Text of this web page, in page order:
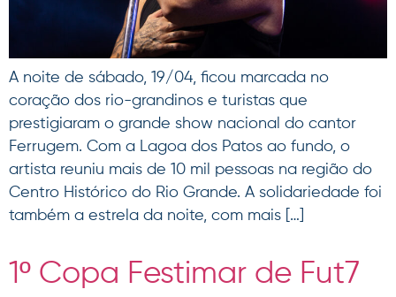
A noite de sábado, 19/04, ficou marcada no
coração dos rio-grandinos e turistas que
prestigiaram o grande show nacional do cantor
Ferrugem. Com a Lagoa dos Patos ao fundo, o
artista reuniu mais de 10 mil pessoas na região do
Centro Histórico do Rio Grande. A solidariedade foi
também a estrela da noite, com mais […]
1º Copa Festimar de Fut7